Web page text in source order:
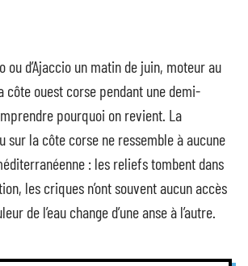
ou d’Ajaccio un matin de juin, moteur au
côte ouest corse pendant une demi-
pourquoi on revient. La
sur la côte corse ne ressemble à aucune
: les reliefs tombent dans
les criques n’ont souvent aucun accès
de l’eau change d’une anse à l’autre.